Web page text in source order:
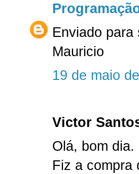
Enviado
Mauricio
19 de maio
Victor
Olá, bom dia.
Fiz a compra